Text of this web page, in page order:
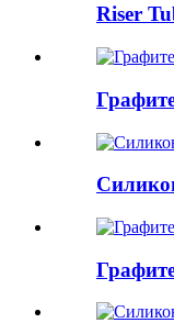
Riser